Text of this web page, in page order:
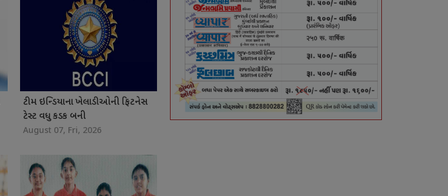
ટીમ ઇન્ડિયાના ખેલાડીઓની ફિટનેસ
ટેસ્ટ વધુ કડક બની
August 07, Fri, 2026